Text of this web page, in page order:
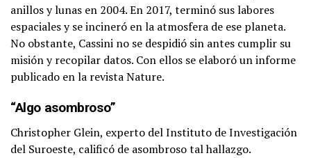
anillos y lunas en 2004. En 2017, terminó sus labores
espaciales y se incineró en la atmosfera de ese planeta.
No obstante, Cassini no se despidió sin antes cumplir su
misión y recopilar datos. Con ellos se elaboró un informe
publicado en la revista Nature.
“Algo asombroso”
Christopher Glein, experto del Instituto de Investigación
del Suroeste, calificó de asombroso tal hallazgo.